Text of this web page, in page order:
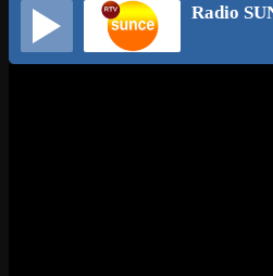
Radio